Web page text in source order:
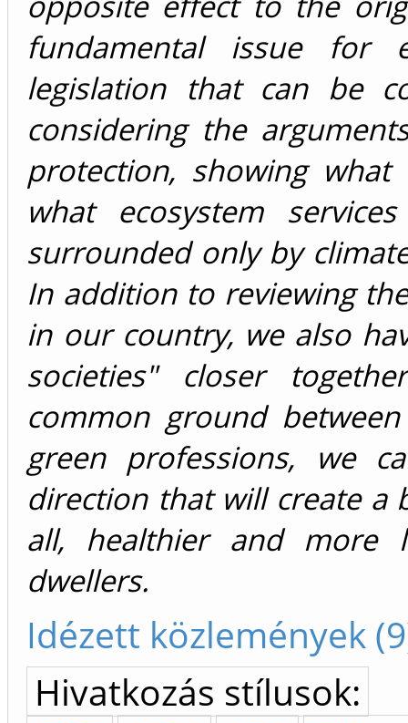
fundamental issue for
legislation that can be
considering the
protection, showing
what ecosystem
surrounded only by
In addition to reviewing
in our country, we also
societies" closer
common ground
green professions, we
direction that will create a
all, healthier and more
dwellers.
Idézett közlemények
Hivatkozás stílusok: